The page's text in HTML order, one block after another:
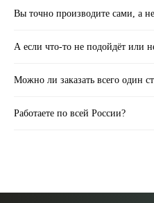
Вы точно производите сами, а
А если что-то не подойдёт или
Можно ли заказать всего один
Работаете по всей России?